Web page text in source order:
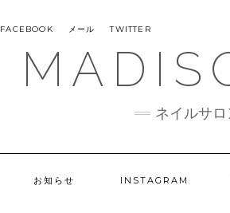
FACEBOOK メール TWITTER
ネイルサ
お知らせ INSTAGRAM